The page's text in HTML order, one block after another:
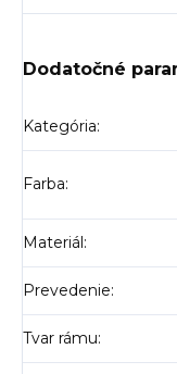
Dodatočné
Kategória:
Farba:
Materiál:
Prevedenie:
Tvar rámu: